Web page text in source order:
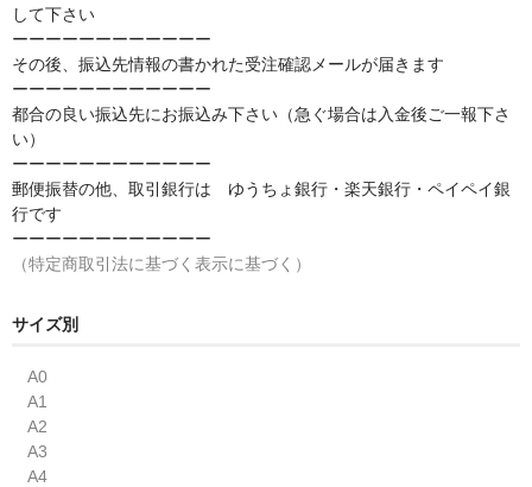
アルミフレーム
ウッディフレーム
秋月貿易
インテリア
アートレンタル
終活準備のお手伝い
して下さい
ーーーーーーーーーーーー
その後、振込先情報の書かれた受注確認メールが届きます
ーーーーーーーーーーーー
都合の良い振込先にお振込み下さい（急ぐ場合は入金後ご一報下さ
い）
ーーーーーーーーーーーー
郵便振替の他、取引銀行は ゆうちょ銀行・楽天銀行・ペイペイ銀
行です
ーーーーーーーーーーーー
（特定商取引法に基づく表示に基づく）
サイズ別
A0
A1
A2
A3
A4